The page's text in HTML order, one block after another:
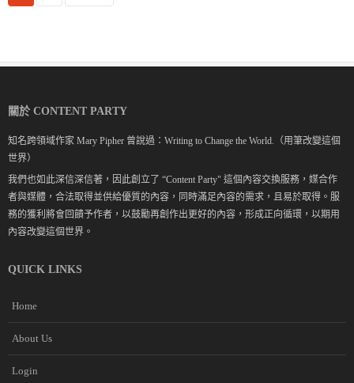
關於 CONTENT PARTY
知名跨領域作家 Mary Pipher 曾說過：Writing to Change the World.（用筆改變這個
世界）
我們也如此深信深信著，因此創立了 “Content Party" 這個內容交換服務，媒合作
者與媒體，合法取得並供給優質的內容，同時滿足內容的需求，且易於取得。服
務的獲利將會回饋予作者，以鼓勵再創作出更好的內容，形成正向循環，以期用
內容改變這個世界。
QUICK LINKS
Home
About Us
Login